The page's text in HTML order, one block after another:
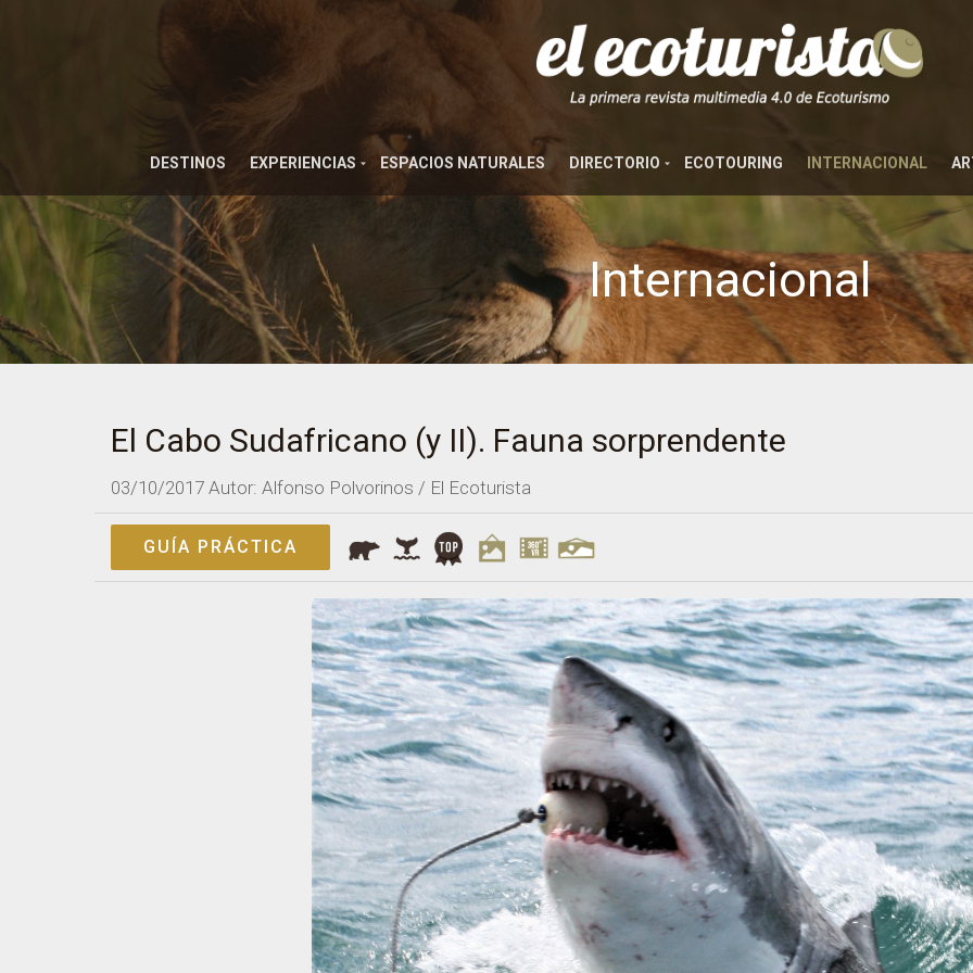
DESTINOS EXPERIENCIAS ESPACIOS NATURALES DIRECTORIO ECOTOURING INTERNACIONAL
Internacional
El Cabo Sudafricano (y II). Fauna sorprendente
03/10/2017 Autor: Alfonso Polvorinos / El Ecoturista
GUÍA PRÁCTICA